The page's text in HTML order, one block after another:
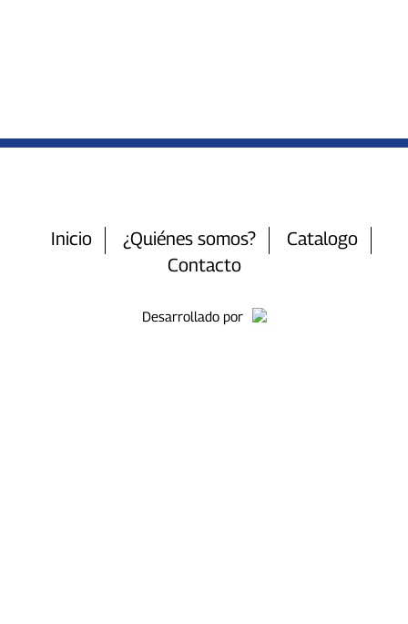
Inicio ¿Quiénes somos?
Catalogo
Contacto
Desarrollado por